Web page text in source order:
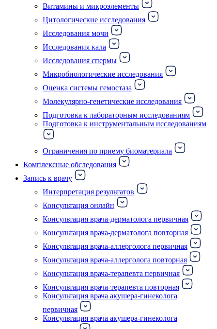
Витамины и микроэлементы
Цитологические исследования
Исследования мочи
Исследования кала
Исследования спермы
Микробиологические исследования
Оценка системы гемостаза
Молекулярно-генетические исследования
Подготовка к лабораторным исследованиям
Подготовка к инструментальным исследованиям
Ограничения по приему биоматериала
Комплексные обследования
Запись к врачу
Интерпретация результатов
Консультация онлайн
Консультация врача-дерматолога первичная
Консультация врача-дерматолога повторная
Консультация врача-аллерголога первичная
Консультация врача-аллерголога повторная
Консультация врача-терапевта первичная
Консультация врача-терапевта повторная
Консультация врача акушера-гинеколога
первичная
Консультация врача акушера-гинеколога